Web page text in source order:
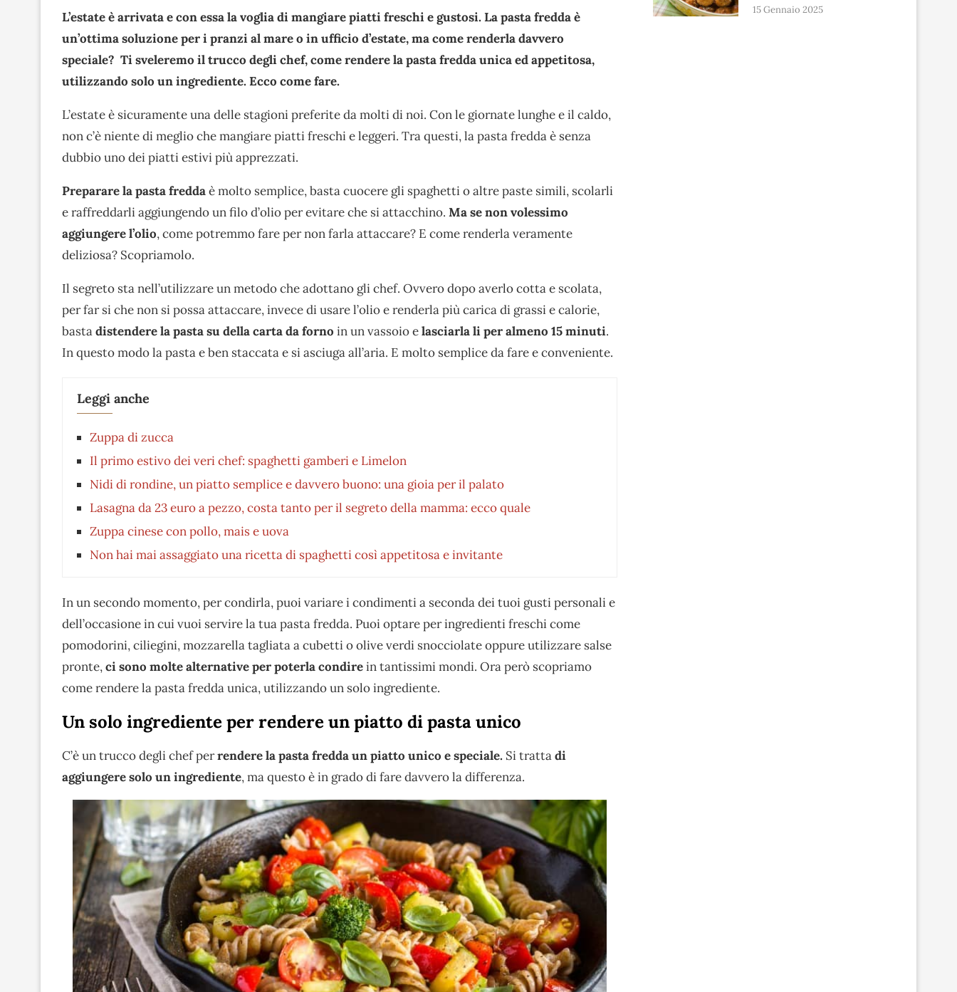
L’estate è arrivata e con essa la voglia di mangiare piatti freschi e gustosi. La pasta fredda è
un’ottima soluzione per i pranzi al mare o in ufficio d’estate, ma come renderla davvero
speciale? Ti sveleremo il trucco degli chef, come rendere la pasta fredda unica ed appetitosa,
utilizzando solo un ingrediente. Ecco come fare.
L’estate è sicuramente una delle stagioni preferite da molti di noi. Con le giornate lunghe e il caldo,
non c’è niente di meglio che mangiare piatti freschi e leggeri. Tra questi, la pasta fredda è senza
dubbio uno dei piatti estivi più apprezzati.
Preparare la pasta freddaè molto semplice, basta cuocere gli spaghetti o altre paste simili, scolarli
e raffreddarli aggiungendo un filo d’olio per evitare che si attacchino. Ma se non volessimo
aggiungere l’olio, come potremmo fare per non farla attaccare? E come renderla veramente
deliziosa? Scopriamolo.
Il segreto sta nell’utilizzare un metodo che adottano gli chef. Ovvero dopo averlo cotta e scolata,
per far si che non si possa attaccare, invece di usare l’olio e renderla più carica di grassi e calorie,
bastadistendere la pasta su della carta da forno in un vassoio elasciarla li per almeno 15 minuti.
In questo modo la pasta e ben staccata e si asciuga all’aria. E molto semplice da fare e conveniente.
Leggi anche
Zuppa di zucca
Il primo estivo dei veri chef: spaghetti gamberi e Limelon
Nidi di rondine, un piatto semplice e davvero buono: una gioia per il palato
Lasagna da 23 euro a pezzo, costa tanto per il segreto della mamma: ecco quale
Zuppa cinese con pollo, mais e uova
Non hai mai assaggiato una ricetta di spaghetti così appetitosa e invitante
In un secondo momento, per condirla, puoi variare i condimenti a seconda dei tuoi gusti personali e
dell’occasione in cui vuoi servire la tua pasta fredda. Puoi optare per ingredienti freschi come
pomodorini, ciliegini, mozzarella tagliata a cubetti o olive verdi snocciolate oppure utilizzare salse
pronte,ci sono molte alternative per poterla condirein tantissimi mondi. Ora però scopriamo
come rendere la pasta fredda unica, utilizzando un solo ingrediente.
Un solo ingrediente per rendere un piatto di pasta unico
C’è un trucco degli chef perrendere la pasta fredda un piatto unico e speciale. Si trattadi
aggiungere solo un ingrediente, ma questo è in grado di fare davvero la differenza.
15 Gennaio 2025